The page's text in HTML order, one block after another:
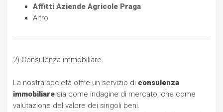
Affitti Aziende Agricole Praga
Altro
2) Consulenza immobiliare
La nostra società offre un servizio di consulenza
immobiliare sia come indagine di mercato, che come
valutazione del valore dei singoli beni.